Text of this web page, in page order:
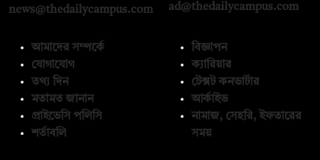
news@thedailycampus.com ad@thedailycampus.com
আমাদের সম্পর্কে
যোগাযোগ
তথ্য দিন
মতামত জানান
প্রাইভেসি পলিসি
শর্তাবলি
বিজ্ঞাপন
ক্যারিয়ার
টেক্সট কনভার্টার
আর্কাইভ
নামাজ, সেহরি, ইফতারের
সময়